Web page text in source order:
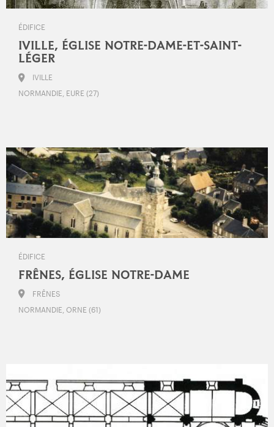
ÉDIFICE
IVILLE, ÉGLISE NOTRE-DAME-ET-SAINT-
LÉGER
IVILLE
NORMANDIE, EURE (27)
ÉDIFICE
FRÊNES, ÉGLISE NOTRE-DAME
FRÊNES
NORMANDIE, ORNE (61)